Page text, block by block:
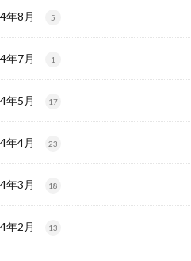
年8月 5
年7月 1
年5月 17
年4月 23
年3月 18
年2月 13